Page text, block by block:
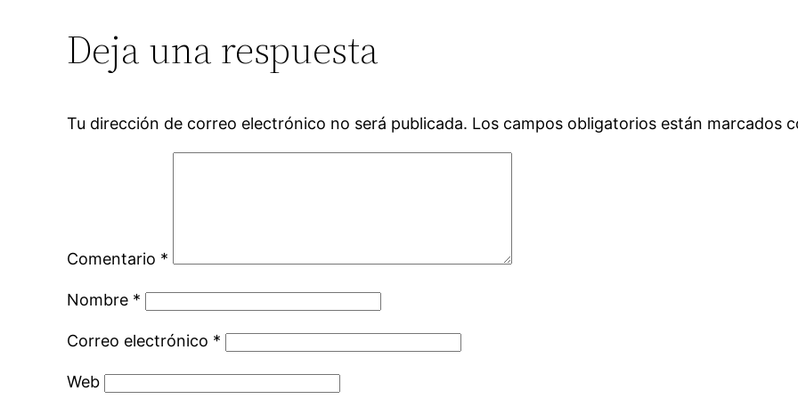
Deja una respuesta
Tu dirección de correo electrónico no será publicada. Los campos obligatorios están marcados
Comentario *
Nombre *
Correo electrónico *
Web